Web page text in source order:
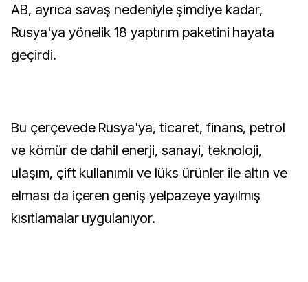
AB, ayrıca savaş nedeniyle şimdiye kadar,
Rusya'ya yönelik 18 yaptırım paketini hayata
geçirdi.
Bu çerçevede Rusya'ya, ticaret, finans, petrol
ve kömür de dahil enerji, sanayi, teknoloji,
ulaşım, çift kullanımlı ve lüks ürünler ile altın ve
elması da içeren geniş yelpazeye yayılmış
kısıtlamalar uygulanıyor.